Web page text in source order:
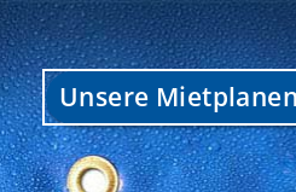
Unsere